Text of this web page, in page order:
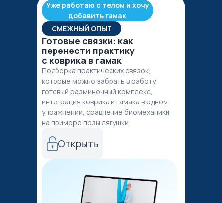
Уже работаю с телом и хочу
добавить гамак
СМЕЖНЫЙ ОПЫТ
Готовые связки: как
перенести практику
с коврика в гамак
Подборка практических связок,
которые можно забрать в работу:
готовый разминочный комплекс,
интеграция коврика и гамака в одном
упражнении, сравнение биомеханики
на примере позы лягушки.
Открыть